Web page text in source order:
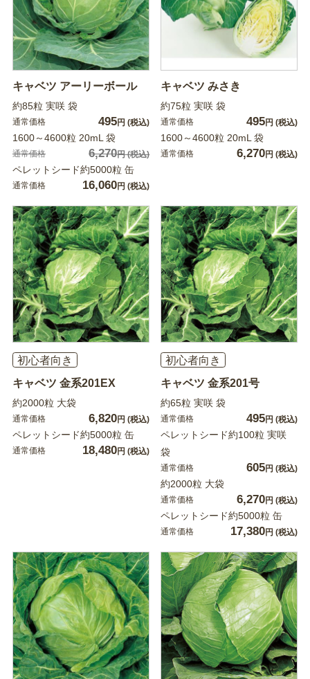
キャベツ アーリーボール
約85粒 実咲 袋
通常価格 495円 (税込)
1600～4600粒 20mL 袋
通常価格 6,270円(税込)
ペレットシード約5000粒 缶
通常価格 16,060円 (税込)
キャベツ みさき
約75粒 実咲 袋
通常価格 495円 (税込)
1600～4600粒 20mL 袋
通常価格 6,270円 (税込)
初心者向き
キャベツ 金系201EX
約2000粒 大袋
通常価格 6,820円 (税込)
ペレットシード約5000粒 缶
通常価格 18,480円 (税込)
初心者向き
キャベツ 金系201号
約65粒 実咲 袋
通常価格 495円 (税込)
ペレットシード約100粒 実咲
袋
通常価格 605円 (税込)
約2000粒 大袋
通常価格 6,270円 (税込)
ペレットシード約5000粒 缶
通常価格 17,380円 (税込)